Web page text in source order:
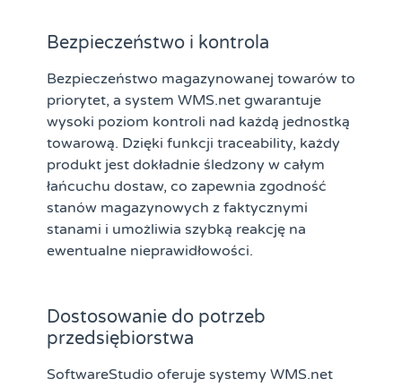
Bezpieczeństwo i kontrola
Bezpieczeństwo magazynowanej towarów to
priorytet, a system WMS.net gwarantuje
wysoki poziom kontroli nad każdą jednostką
towarową. Dzięki funkcji traceability, każdy
produkt jest dokładnie śledzony w całym
łańcuchu dostaw, co zapewnia zgodność
stanów magazynowych z faktycznymi
stanami i umożliwia szybką reakcję na
ewentualne nieprawidłowości.
Dostosowanie do potrzeb
przedsiębiorstwa
SoftwareStudio oferuje systemy WMS.net